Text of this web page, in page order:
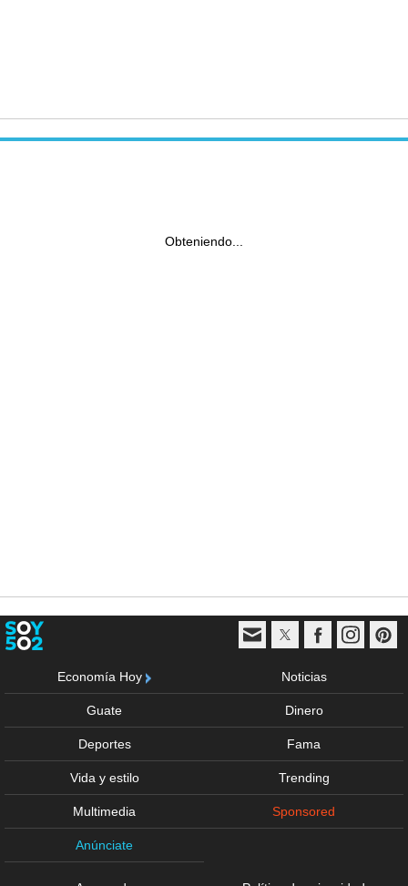
Obteniendo...
Economía Hoy Noticias
Guate Dinero
Deportes Fama
Vida y estilo Trending
Multimedia Sponsored
Anúnciate